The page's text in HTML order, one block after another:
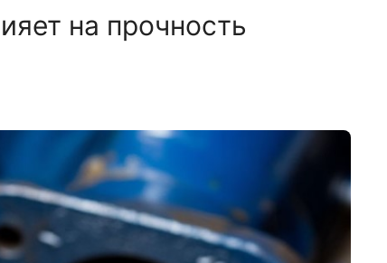
на прочность